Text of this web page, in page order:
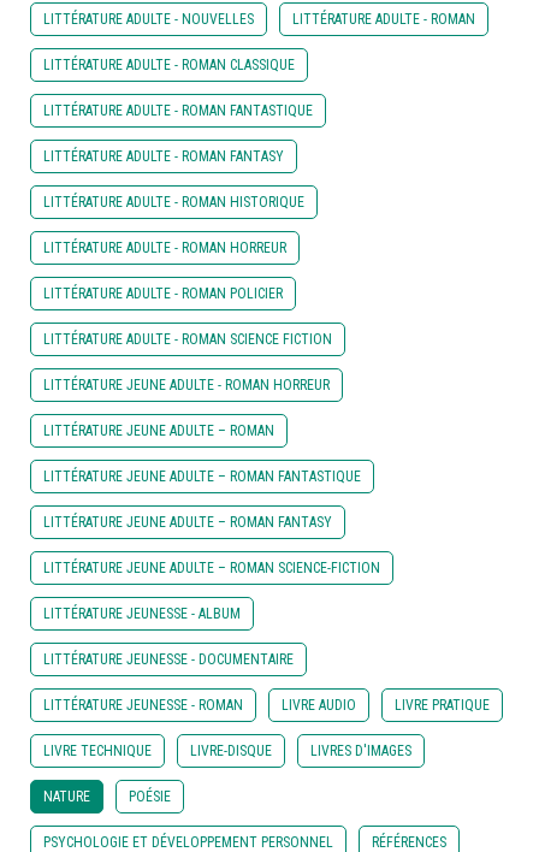
LITTÉRATURE ADULTE - NOUVELLES LITTÉRATURE ADULTE - ROMAN
LITTÉRATURE ADULTE - ROMAN CLASSIQUE
LITTÉRATURE ADULTE - ROMAN FANTASTIQUE
LITTÉRATURE ADULTE - ROMAN FANTASY
LITTÉRATURE ADULTE - ROMAN HISTORIQUE
LITTÉRATURE ADULTE - ROMAN HORREUR
LITTÉRATURE ADULTE - ROMAN POLICIER
LITTÉRATURE ADULTE - ROMAN SCIENCE FICTION
LITTÉRATURE JEUNE ADULTE - ROMAN HORREUR
LITTÉRATURE JEUNE ADULTE – ROMAN
LITTÉRATURE JEUNE ADULTE – ROMAN FANTASTIQUE
LITTÉRATURE JEUNE ADULTE – ROMAN FANTASY
LITTÉRATURE JEUNE ADULTE – ROMAN SCIENCE-FICTION
LITTÉRATURE JEUNESSE - ALBUM
LITTÉRATURE JEUNESSE - DOCUMENTAIRE
LITTÉRATURE JEUNESSE - ROMAN LIVRE AUDIO LIVRE PRATIQUE
LIVRE TECHNIQUE LIVRE-DISQUE LIVRES D'IMAGES
NATURE POÉSIE
PSYCHOLOGIE ET DÉVELOPPEMENT PERSONNEL RÉFÉRENCES